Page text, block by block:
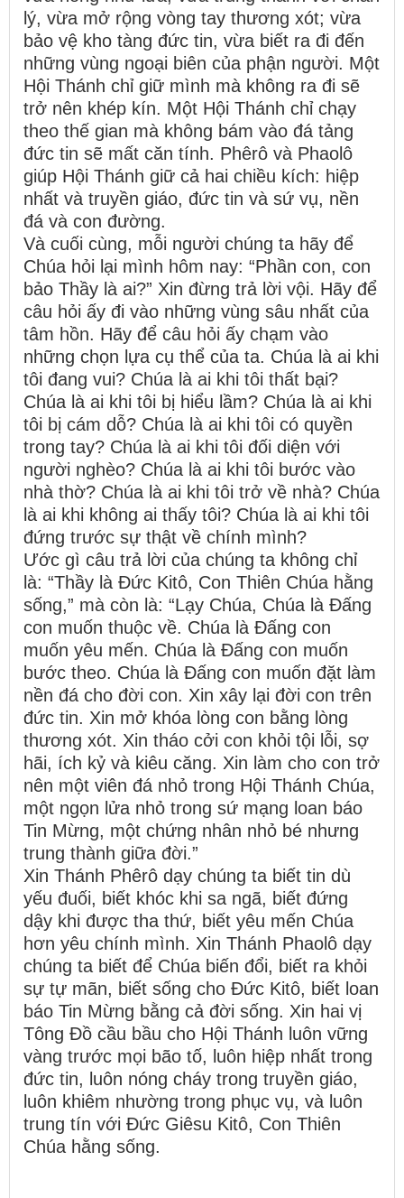
lý, vừa mở rộng vòng tay thương xót; vừa
bảo vệ kho tàng đức tin, vừa biết ra đi đến
những vùng ngoại biên của phận người. Một
Hội Thánh chỉ giữ mình mà không ra đi sẽ
trở nên khép kín. Một Hội Thánh chỉ chạy
theo thế gian mà không bám vào đá tảng
đức tin sẽ mất căn tính. Phêrô và Phaolô
giúp Hội Thánh giữ cả hai chiều kích: hiệp
nhất và truyền giáo, đức tin và sứ vụ, nền
đá và con đường.
Và cuối cùng, mỗi người chúng ta hãy để
Chúa hỏi lại mình hôm nay: “Phần con, con
bảo Thầy là ai?” Xin đừng trả lời vội. Hãy để
câu hỏi ấy đi vào những vùng sâu nhất của
tâm hồn. Hãy để câu hỏi ấy chạm vào
những chọn lựa cụ thể của ta. Chúa là ai khi
tôi đang vui? Chúa là ai khi tôi thất bại?
Chúa là ai khi tôi bị hiểu lầm? Chúa là ai khi
tôi bị cám dỗ? Chúa là ai khi tôi có quyền
trong tay? Chúa là ai khi tôi đối diện với
người nghèo? Chúa là ai khi tôi bước vào
nhà thờ? Chúa là ai khi tôi trở về nhà? Chúa
là ai khi không ai thấy tôi? Chúa là ai khi tôi
đứng trước sự thật về chính mình?
Ước gì câu trả lời của chúng ta không chỉ
là: “Thầy là Đức Kitô, Con Thiên Chúa hằng
sống,” mà còn là: “Lạy Chúa, Chúa là Đấng
con muốn thuộc về. Chúa là Đấng con
muốn yêu mến. Chúa là Đấng con muốn
bước theo. Chúa là Đấng con muốn đặt làm
nền đá cho đời con. Xin xây lại đời con trên
đức tin. Xin mở khóa lòng con bằng lòng
thương xót. Xin tháo cởi con khỏi tội lỗi, sợ
hãi, ích kỷ và kiêu căng. Xin làm cho con trở
nên một viên đá nhỏ trong Hội Thánh Chúa,
một ngọn lửa nhỏ trong sứ mạng loan báo
Tin Mừng, một chứng nhân nhỏ bé nhưng
trung thành giữa đời.”
Xin Thánh Phêrô dạy chúng ta biết tin dù
yếu đuối, biết khóc khi sa ngã, biết đứng
dậy khi được tha thứ, biết yêu mến Chúa
hơn yêu chính mình. Xin Thánh Phaolô dạy
chúng ta biết để Chúa biến đổi, biết ra khỏi
sự tự mãn, biết sống cho Đức Kitô, biết loan
báo Tin Mừng bằng cả đời sống. Xin hai vị
Tông Đồ cầu bầu cho Hội Thánh luôn vững
vàng trước mọi bão tố, luôn hiệp nhất trong
đức tin, luôn nóng cháy trong truyền giáo,
luôn khiêm nhường trong phục vụ, và luôn
trung tín với Đức Giêsu Kitô, Con Thiên
Chúa hằng sống.